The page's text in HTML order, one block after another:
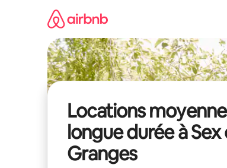
Locations
longue durée à Sex
Granges